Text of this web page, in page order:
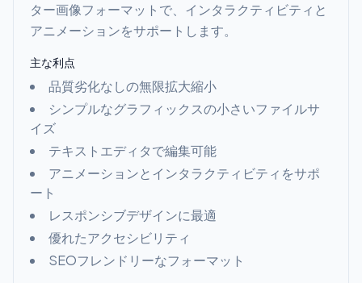
ター画像フォーマットで、インタラクティビティと
アニメーションをサポートします。
主な利点
品質劣化なしの無限拡大縮小
シンプルなグラフィックスの小さいファイルサ
イズ
テキストエディタで編集可能
アニメーションとインタラクティビティをサポ
ート
レスポンシブデザインに最適
優れたアクセシビリティ
SEOフレンドリーなフォーマット